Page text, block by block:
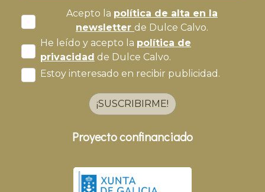
Acepto la política de alta en la
newsletter de Dulce Calvo.
He leído y acepto la política de
privacidad de Dulce Calvo.
Estoy interesado en recibir publicidad.
¡SUSCRIBIRME!
Proyecto confinanciado